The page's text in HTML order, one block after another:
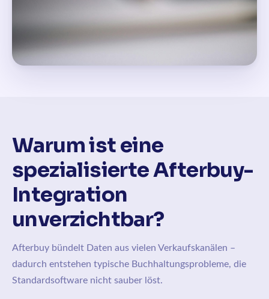
Warum ist eine
spezialisierte Afterbuy-
Integration
unverzichtbar?
Afterbuy bündelt Daten aus vielen Verkaufskanälen –
dadurch entstehen typische Buchhaltungsprobleme, die
Standardsoftware nicht sauber löst.